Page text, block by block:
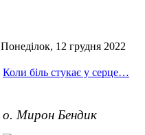
Понеділок, 12 грудня 2022
Коли біль стукає у серце…
о. Мирон Бендик